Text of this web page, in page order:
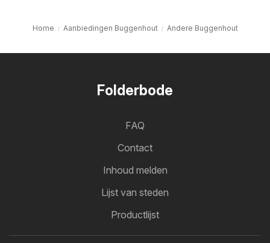
Home Aanbiedingen Buggenhout Andere Buggenhout
Folderbode
FAQ
Contact
Inhoud melden
Lijst van steden
Productlijst